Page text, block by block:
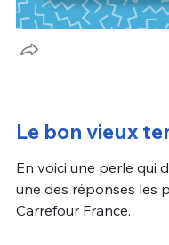
Le bon vieux
En voici une perle qui
une des réponses les
Carrefour France.